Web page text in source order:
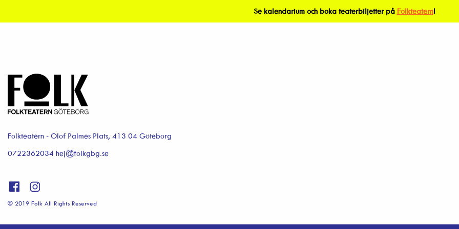
Se kalendarium och boka teaterbiljetter på Folkteatern!
Folkteatern - Olof Palmes Plats, 413 04 Göteborg
0722362034 hej@folkgbg.se
© 2019 Folk All Rights Reserved